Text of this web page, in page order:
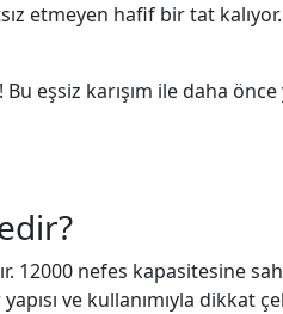
etmeyen hafif bir tat
eşsiz karışım ile daha önce
12000 nefes kapasitesine
ve kullanımıyla dikkat